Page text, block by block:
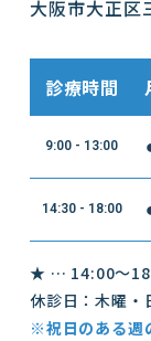
大阪市大正
診療時間
9:00 - 13:00
14:30 - 18:00
★ … 14:00～
休診日：木曜・
※祝日のある週